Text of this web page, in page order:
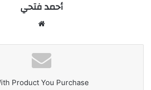
أحمد فتحي
Product You Purchase